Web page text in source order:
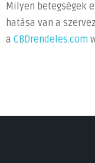
Milyen betegségek
hatása van a
a CBDrendeles.com